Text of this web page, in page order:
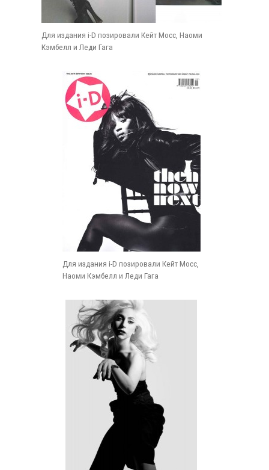
Для издания i-D позировали Кейт Мосс, Наоми
Кэмбелл и Леди Гага
Для издания i-D позировали Кейт Мосс,
Наоми Кэмбелл и Леди Гага